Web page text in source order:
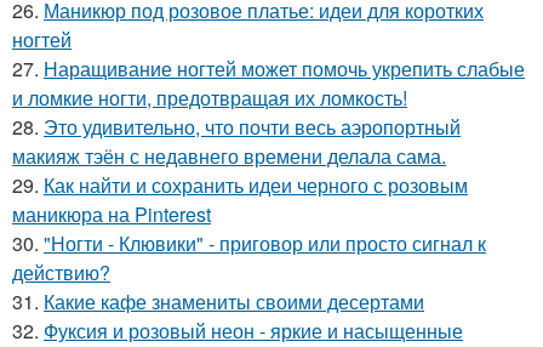
26. Маникюр под розовое платье: идеи для коротких
ногтей
27. Наращивание ногтей может помочь укрепить слабые
и ломкие ногти, предотвращая их ломкость!
28. Это удивительно, что почти весь аэропортный
макияж тэён с недавнего времени делала сама.
29. Как найти и сохранить идеи черного с розовым
маникюра на Pinterest
30. "Ногти - Клювики" - приговор или просто сигнал к
действию?
31. Какие кафе знамениты своими десертами
32. Фуксия и розовый неон - яркие и насыщенные